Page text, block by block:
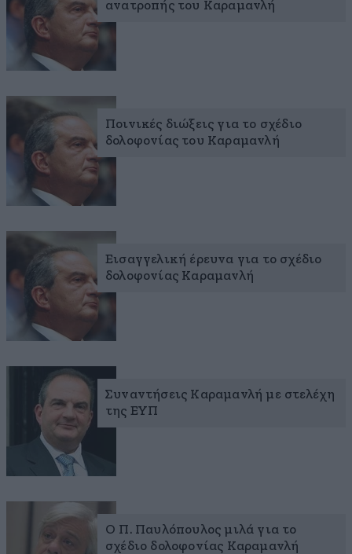
ανατροπής του Καραμανλή
Ποινικές διώξεις για το σχέδιο
δολοφονίας του Καραμανλή
Εισαγγελική έρευνα για το σχέδιο
δολοφονίας Καραμανλή
Συναντήσεις Καραμανλή με στελέχη
της ΕΥΠ
O Π. Παυλόπουλος μιλά για το
σχέδιο δολοφονίας Καραμανλή